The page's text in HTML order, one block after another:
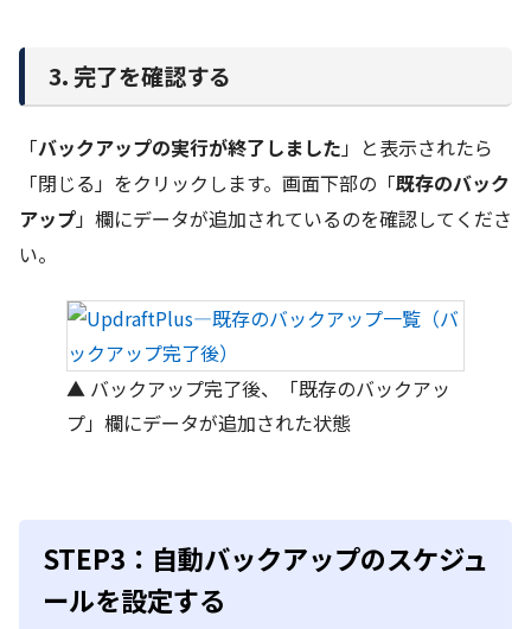
3. 完了を確認する
「バックアップの実行が終了しました」と表示されたら
「閉じる」をクリックします。画面下部の「既存のバック
アップ」欄にデータが追加されているのを確認してくださ
い。
▲ バックアップ完了後、「既存のバックアッ
プ」欄にデータが追加された状態
STEP3：自動バックアップのスケジュ
ールを設定する